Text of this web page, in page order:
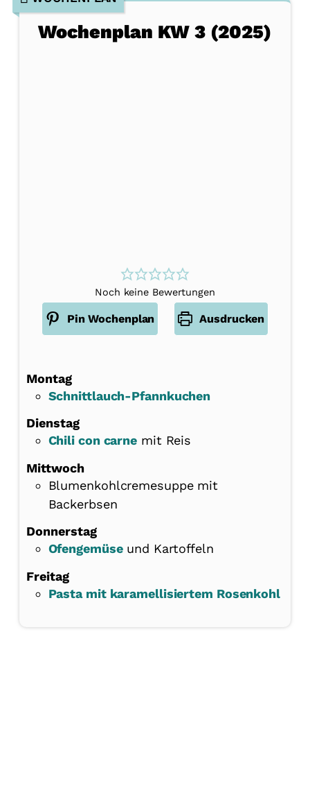
Wochenplan KW 3 (2025)
Noch keine Bewertungen
Pin Wochenplan Ausdrucken
Montag
Schnittlauch-Pfannkuchen
Dienstag
Chili con carne mit Reis
Mittwoch
Blumenkohlcremesuppe mit
Backerbsen
Donnerstag
Ofengemüseund Kartoffeln
Freitag
Pasta mit karamellisiertem Rosenkohl